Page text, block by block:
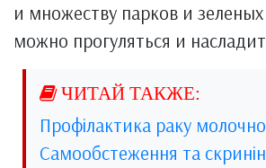
и множеству парков и зеленых
можно прогуляться и
Профілактика раку
Самообстеження та